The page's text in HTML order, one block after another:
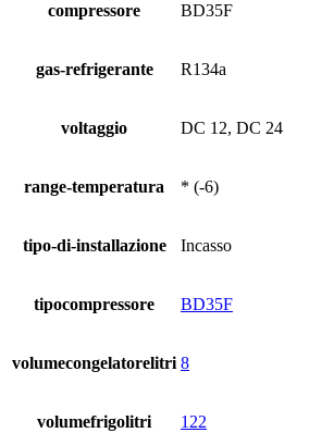
compressore BD35F
gas-refrigerante R134a
voltaggio DC 12, DC 24
range-temperatura * (-6)
tipo-di-installazione Incasso
tipocompressore BD35F
volumecongelatorelitri 8
volumefrigolitri 122